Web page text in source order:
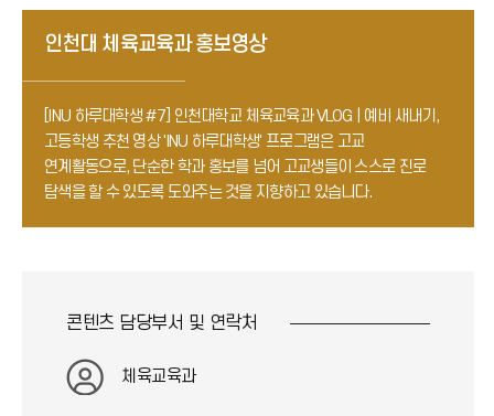
인천대 체육교육과 홍보영상
[INU 하루대학생 #7] 인천대학교 체육교육과 VLOG | 예비 새내기,
고등학생 추천 영상'INU 하루대학생' 프로그램은 고교
연계활동으로, 단순한 학과 홍보를 넘어 고교생들이 스스로 진로
탐색을 할 수 있도록 도와주는 것을 지향하고 있습니다.
콘텐츠 담당부서 및 연락처
체육교육과